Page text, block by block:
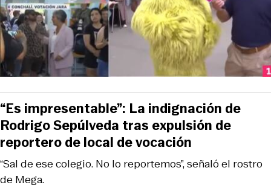
“Sal de ese colegio. No lo reportemos”, señaló el rostro
de Mega.
“Es impresentable”: La indignación de
Rodrigo Sepúlveda tras expulsión de
reportero de local de vocación